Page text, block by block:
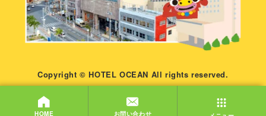
HOME お問い合わせ
Copyright © HOTEL OCEAN All rights reserved.